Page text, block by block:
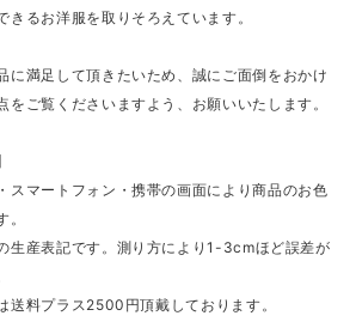
きるお洋服を取りそろえています。
に満足して頂きたいため、誠にご面倒をおかけ
をご覧くださいますよう、お願いいたします。
スマートフォン・携帯の画面により商品のお色
生産表記です。測り方により1-3cmほど誤差が
送料プラス2500円頂戴しております。